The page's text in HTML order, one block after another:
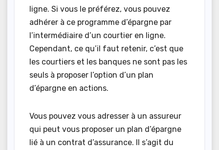
ligne. Si vous le préférez, vous pouvez
adhérer à ce programme d’épargne par
l’intermédiaire d’un courtier en ligne.
Cependant, ce qu’il faut retenir, c’est que
les courtiers et les banques ne sont pas les
seuls à proposer l’option d’un plan
d’épargne en actions.
Vous pouvez vous adresser à un assureur
qui peut vous proposer un plan d’épargne
lié à un contrat d’assurance. Il s’agit du